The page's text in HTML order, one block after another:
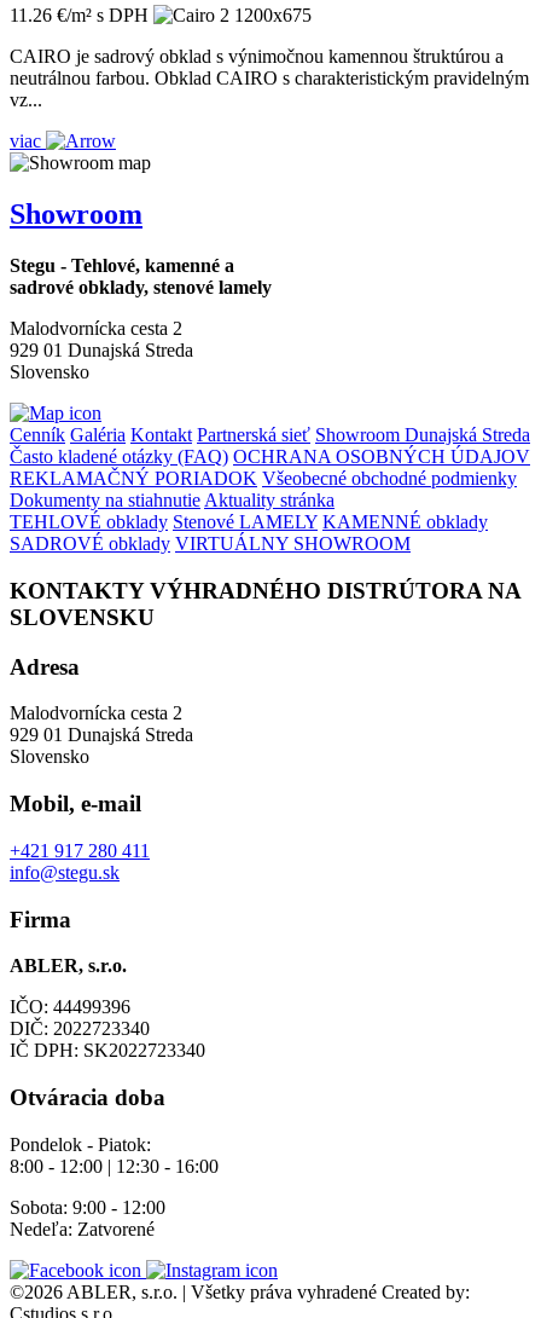
11.26 €/m² s DPH
CAIRO je sadrový obklad s výnimočnou kamennou štruktúrou a
neutrálnou farbou. Obklad CAIRO s charakteristickým pravidelným
vz...
viac
Showroom
Stegu - Tehlové, kamenné a
sadrové obklady, stenové lamely
Malodvornícka cesta 2
929 01 Dunajská Streda
Slovensko
Cenník Galéria Kontakt Partnerská sieť Showroom Dunajská Streda
Často kladené otázky (FAQ) OCHRANA OSOBNÝCH ÚDAJOV
REKLAMAČNÝ PORIADOK Všeobecné obchodné podmienky
Dokumenty na stiahnutie Aktuality stránka
TEHLOVÉ obklady Stenové LAMELY KAMENNÉ obklady
SADROVÉ obklady VIRTUÁLNY SHOWROOM
KONTAKTY VÝHRADNÉHO DISTRÚTORA NA
SLOVENSKU
Adresa
Malodvornícka cesta 2
929 01 Dunajská Streda
Slovensko
Mobil, e-mail
+421 917 280 411
info@stegu.sk
Firma
ABLER, s.r.o.
IČO: 44499396
DIČ: 2022723340
IČ DPH: SK2022723340
Otváracia doba
Pondelok - Piatok:
8:00 - 12:00 | 12:30 - 16:00
Sobota: 9:00 - 12:00
Nedeľa: Zatvorené
©2026 ABLER, s.r.o. | Všetky práva vyhradené Created by:
Cstudios s.r.o.